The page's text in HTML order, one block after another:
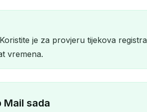
je za provjeru tijekova
vremena.
Mail sada